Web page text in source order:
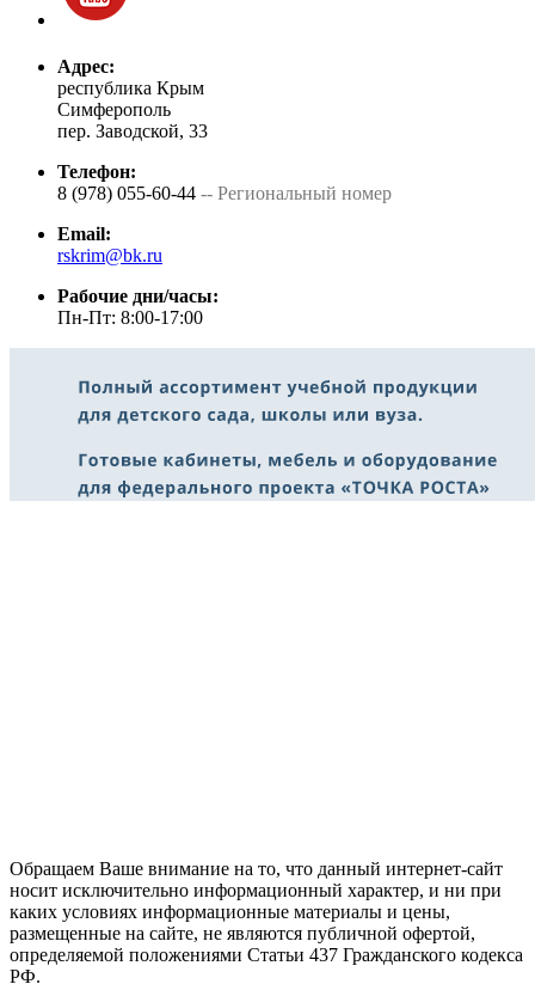
Адрес:
республика Крым
Симферополь
пер. Заводской, 33
Телефон:
8 (978) 055-60-44 -- Региональный номер
Email:
rskrim@bk.ru
Рабочие дни/часы:
Пн-Пт: 8:00-17:00
Обращаем Ваше внимание на то, что данный интернет-сайт
носит исключительно информационный характер, и ни при
каких условиях информационные материалы и цены,
размещенные на сайте, не являются публичной офертой,
определяемой положениями Статьи 437 Гражданского кодекса
РФ.